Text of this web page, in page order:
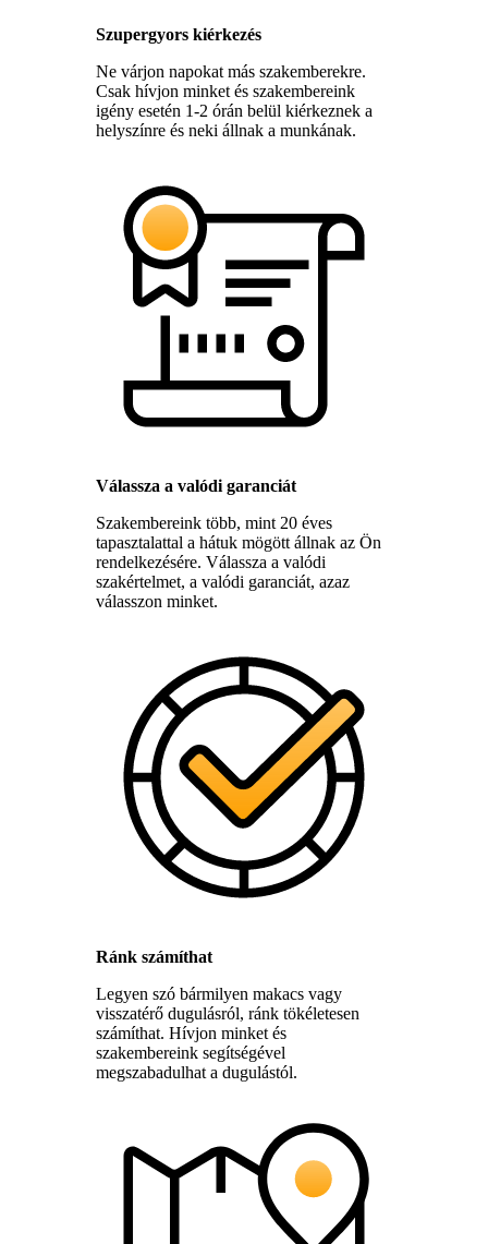
Szupergyors kiérkezés
Ne várjon napokat más szakemberekre.
Csak hívjon minket és szakembereink
igény esetén 1-2 órán belül kiérkeznek a
helyszínre és neki állnak a munkának.
Válassza a valódi garanciát
Szakembereink több, mint 20 éves
tapasztalattal a hátuk mögött állnak az Ön
rendelkezésére. Válassza a valódi
szakértelmet, a valódi garanciát, azaz
válasszon minket.
Ránk számíthat
Legyen szó bármilyen makacs vagy
visszatérő dugulásról, ránk tökéletesen
számíthat. Hívjon minket és
szakembereink segítségével
megszabadulhat a dugulástól.